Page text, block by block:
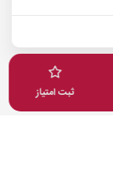
ثبت امتیاز